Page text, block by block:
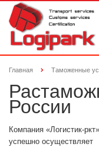
Главная Таможенные
России
Компания «Логистик-ркт»
успешно осуществляет